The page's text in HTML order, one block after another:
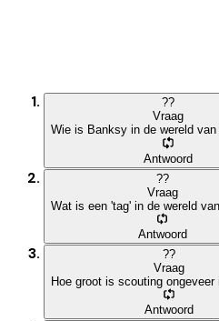
??
Vraag
Wie is Banksy in de wereld
Antwoord
??
Vraag
Wat is een 'tag' in de wereld
Antwoord
??
Vraag
Hoe groot is scouting ongeveer
Antwoord